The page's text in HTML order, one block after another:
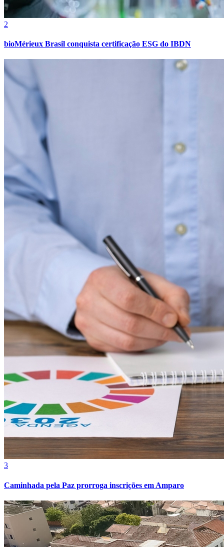
Botafogo
Grêmio
2
bioMérieux Brasil conquista certificação ESG do IBDN
3
Caminhada pela Paz prorroga inscrições em Amparo